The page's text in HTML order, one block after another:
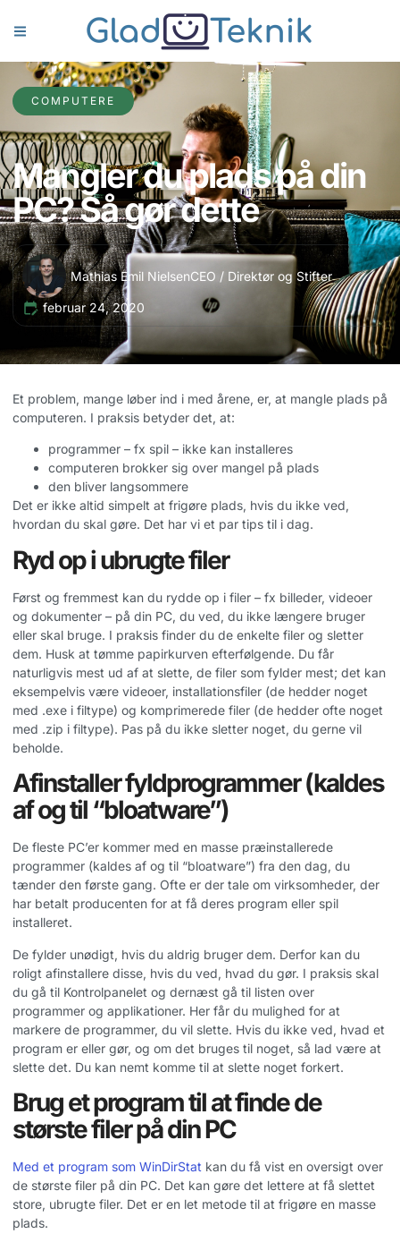
COMPUTERE
Mangler du plads på din
PC? Så gør dette
Mathias Emil NielsenCEO / Direktør og Stifter
februar 24, 2020
Et problem, mange løber ind i med årene, er, at mangle plads på
computeren. I praksis betyder det, at:
programmer – fx spil – ikke kan installeres
computeren brokker sig over mangel på plads
den bliver langsommere
Det er ikke altid simpelt at frigøre plads, hvis du ikke ved,
hvordan du skal gøre. Det har vi et par tips til i dag.
Ryd op i ubrugte filer
Først og fremmest kan du rydde op i filer – fx billeder, videoer
og dokumenter – på din PC, du ved, du ikke længere bruger
eller skal bruge. I praksis finder du de enkelte filer og sletter
dem. Husk at tømme papirkurven efterfølgende. Du får
naturligvis mest ud af at slette, de filer som fylder mest; det kan
eksempelvis være videoer, installationsfiler (de hedder noget
med .exe i filtype) og komprimerede filer (de hedder ofte noget
med .zip i filtype). Pas på du ikke sletter noget, du gerne vil
beholde.
Afinstaller fyldprogrammer (kaldes
af og til “bloatware”)
De fleste PC’er kommer med en masse præinstallerede
programmer (kaldes af og til “bloatware”) fra den dag, du
tænder den første gang. Ofte er der tale om virksomheder, der
har betalt producenten for at få deres program eller spil
installeret.
De fylder unødigt, hvis du aldrig bruger dem. Derfor kan du
roligt afinstallere disse, hvis du ved, hvad du gør. I praksis skal
du gå til Kontrolpanelet og dernæst gå til listen over
programmer og applikationer. Her får du mulighed for at
markere de programmer, du vil slette. Hvis du ikke ved, hvad et
program er eller gør, og om det bruges til noget, så lad være at
slette det. Du kan nemt komme til at slette noget forkert.
Brug et program til at finde de
største filer på din PC
Med et program som WinDirStat kan du få vist en oversigt over
de største filer på din PC. Det kan gøre det lettere at få slettet
store, ubrugte filer. Det er en let metode til at frigøre en masse
plads.